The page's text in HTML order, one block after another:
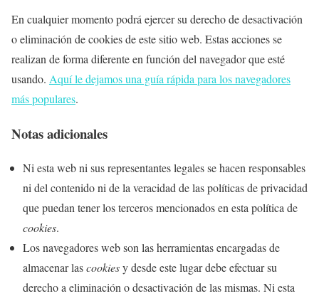
En cualquier momento podrá ejercer su derecho de desactivación
o eliminación de cookies de este sitio web. Estas acciones se
realizan de forma diferente en función del navegador que esté
usando. Aquí le dejamos una guía rápida para los navegadores
más populares.
Notas adicionales
Ni esta web ni sus representantes legales se hacen responsables
ni del contenido ni de la veracidad de las políticas de privacidad
que puedan tener los terceros mencionados en esta política de
cookies.
Los navegadores web son las herramientas encargadas de
almacenar lascookiesy desde este lugar debe efectuar su
derecho a eliminación o desactivación de las mismas. Ni esta